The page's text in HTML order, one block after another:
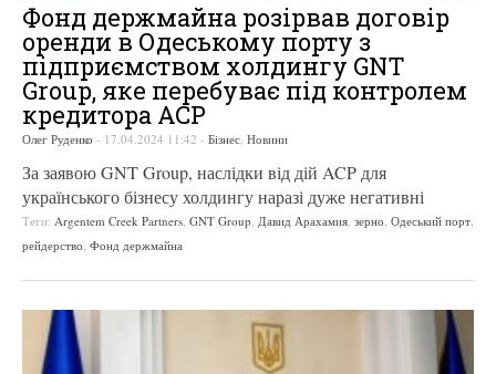
Фонд держмайна розірвав договір
оренди в Одеському порту з
підприємством холдингу GNT
Group, яке перебуває під контролем
кредитора ACP
Олег Руденко - 17.04.2024 11:42 - Бізнес, Новини
За заявою GNT Group, наслідки від дій ACP для
українського бізнесу холдингу наразі дуже негативні
Теги: Argentem Creek Partners, GNT Group, Давид Арахамия, зерно, Одеський порт,
рейдерство, Фонд держмайна